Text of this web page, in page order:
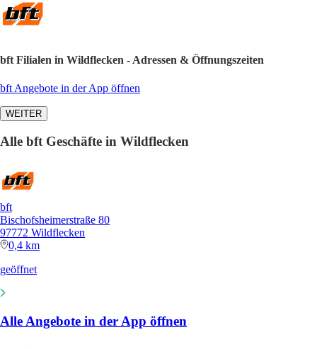
bft Filialen in Wildflecken - Adressen & Öffnungszeiten
bft Angebote in der App öffnen
WEITER
Alle bft Geschäfte in Wildflecken
bft
Bischofsheimerstraße 80
97772 Wildflecken
0,4 km
geöffnet
Alle Angebote in der App öffnen